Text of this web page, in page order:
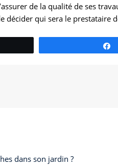
de la qualité de ses
décider qui sera le prestataire
dans son jardin ?